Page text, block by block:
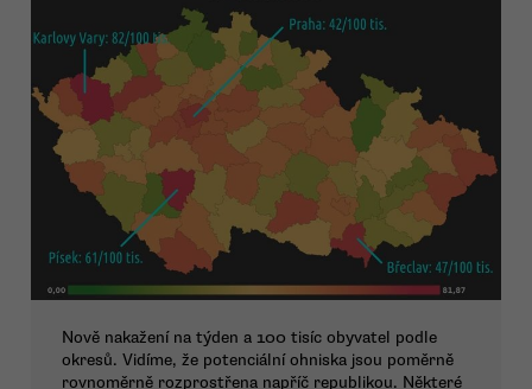
Nově nakažení na týden a 100 tisíc obyvatel podle
okresů. Vidíme, že potenciální ohniska jsou poměrně
rovnoměrně rozprostřena napříč republikou. Některé